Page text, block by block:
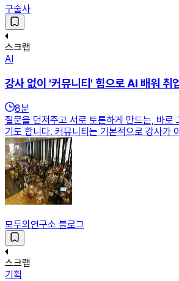
구술사
스크랩
AI
강사 없이 '커뮤니티' 힘으로 AI 배워 취
8분
질문을 던져주고 서로 토론하게 만드는, 바로
기도 합니다. 커뮤니티는 기본적으로 강사가
모두의연구소 블로그
스크랩
기획